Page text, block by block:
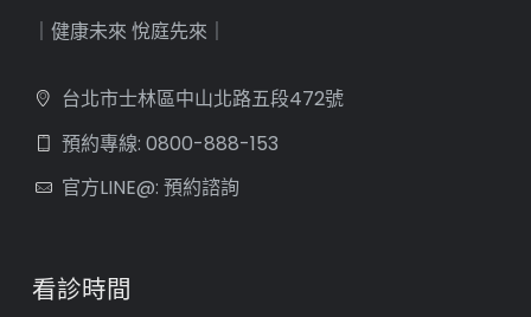
｜健康未來 悅庭先來｜
台北市士林區中山北路五段472號
預約專線: 0800-888-153
官方LINE@: 預約諮詢
看診時間